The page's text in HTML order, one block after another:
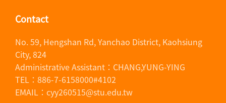
Contact
No. 59, Hengshan Rd, Yanchao District, Kaohsiung
City, 824
Administrative Assistant：CHANG,YUNG-YING
TEL：886-7-6158000#4102
EMAIL：cyy260515@stu.edu.tw